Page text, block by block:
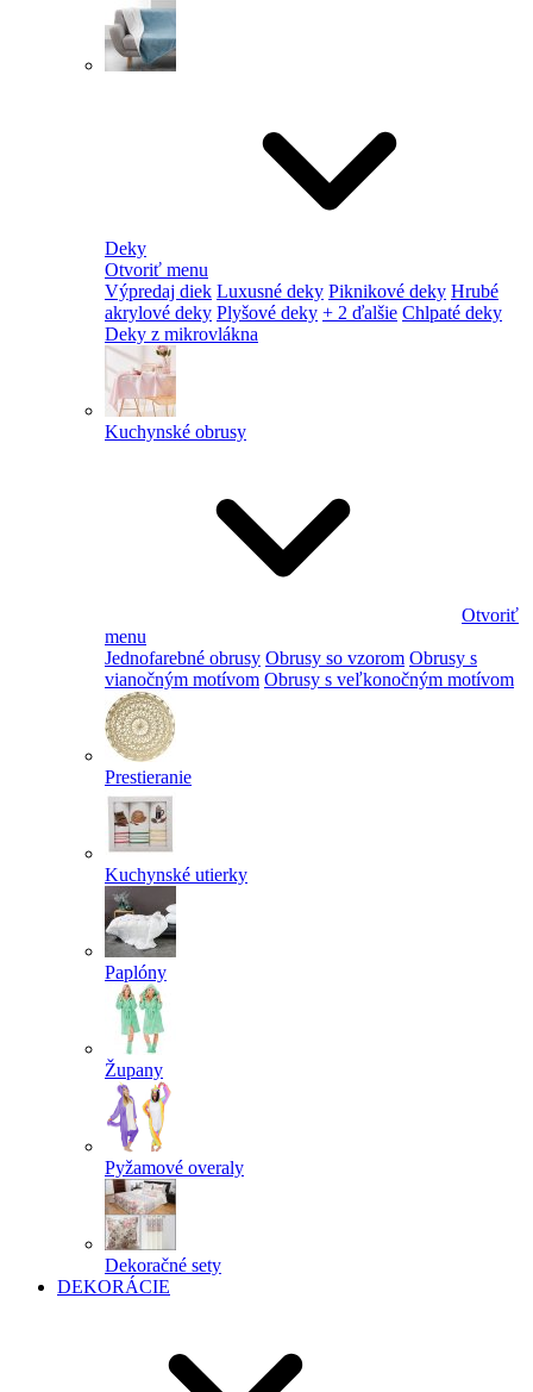
Deky
Otvoriť menu
Výpredaj diek Luxusné deky Piknikové deky Hrubé
akrylové deky Plyšové deky + 2 ďalšie Chlpaté deky
Deky z mikrovlákna
Kuchynské obrusy
Otvoriť
menu
Jednofarebné obrusy Obrusy so vzorom Obrusy s
vianočným motívom Obrusy s veľkonočným motívom
Prestieranie
Kuchynské utierky
Paplóny
Župany
Pyžamové overaly
Dekoračné sety
DEKORÁCIE